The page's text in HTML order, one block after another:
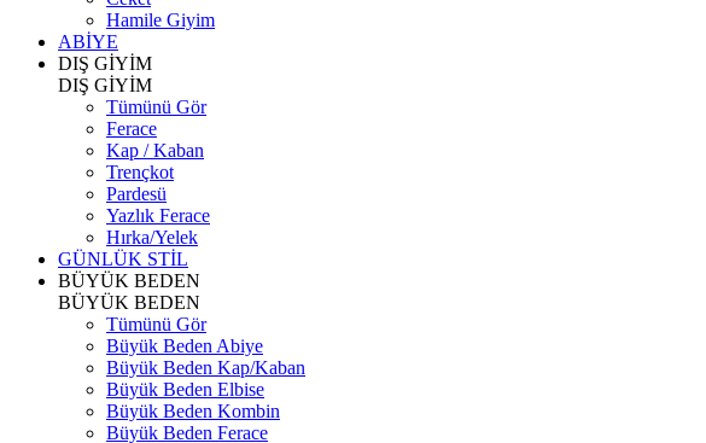
Hamile Giyim
ABİYE
DIŞ GİYİM
DIŞ GİYİM
Tümünü Gör
Ferace
Kap / Kaban
Trençkot
Pardesü
Yazlık Ferace
Hırka/Yelek
GÜNLÜK STİL
BÜYÜK BEDEN
BÜYÜK BEDEN
Tümünü Gör
Büyük Beden Abiye
Büyük Beden Kap/Kaban
Büyük Beden Elbise
Büyük Beden Kombin
Büyük Beden Ferace